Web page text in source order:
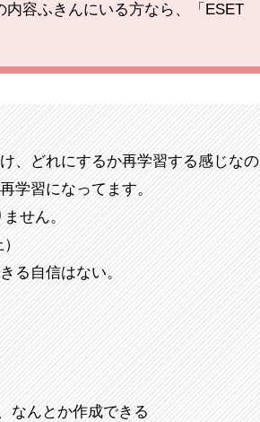
容ふきんにいる方なら、「ESET
、どれにするか再学習する感じなの
学習になってます。
せん。
る自信はない。
なんとか作成できる